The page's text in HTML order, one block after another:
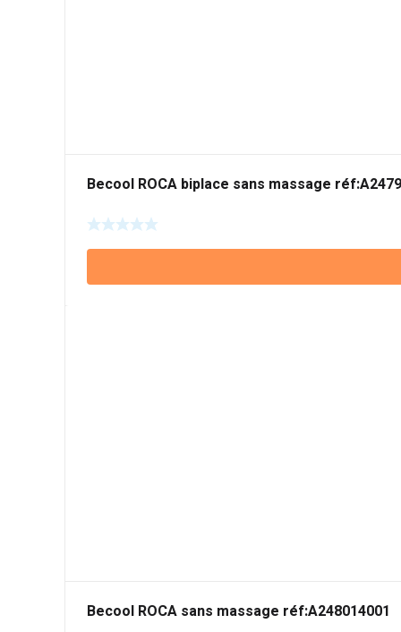
Becool ROCA biplace sans massage
Becool ROCA sans massage réf:A248014001